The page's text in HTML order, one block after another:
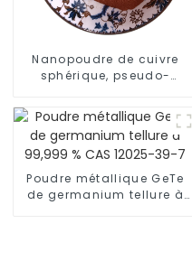
Nanopoudre de cuivre
sphérique, pseudo-
et en paillettes Cu CAS
7440-50-8
Poudre métallique GeTe
de germanium tellure à